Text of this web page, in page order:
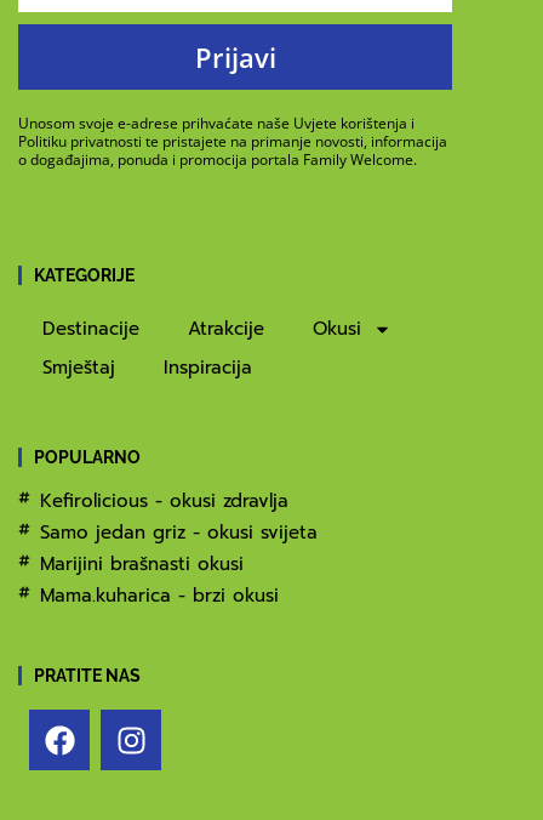
Prijavi
Unosom svoje e-adrese prihvaćate naše Uvjete korištenja i
Politiku privatnosti te pristajete na primanje novosti, informacija
o događajima, ponuda i promocija portala Family Welcome.
KATEGORIJE
Destinacije Atrakcije
Okusi
Smještaj
Inspiracija
POPULARNO
Kefirolicious - okusi zdravlja
Samo jedan griz - okusi svijeta
Marijini brašnasti okusi
Mama.kuharica - brzi okusi
PRATITE NAS